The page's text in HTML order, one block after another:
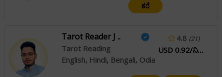
ಕರೆ
Tarot Reader J ..
Tarot Reading
English, Hindi, Bengali, Odia
4.8 (21)
USD 0.92/ನಿಮಿಷ